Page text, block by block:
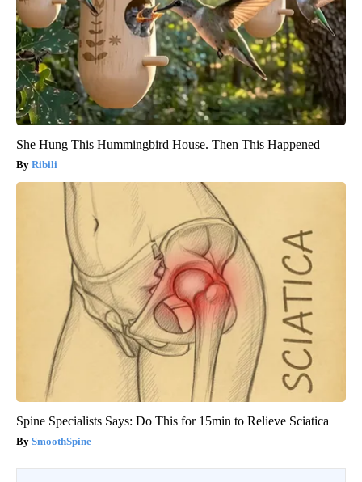
She Hung This Hummingbird House. Then This Happened
Ribili
Spine Specialists Says: Do This for 15min to Relieve Sciatica
SmoothSpine